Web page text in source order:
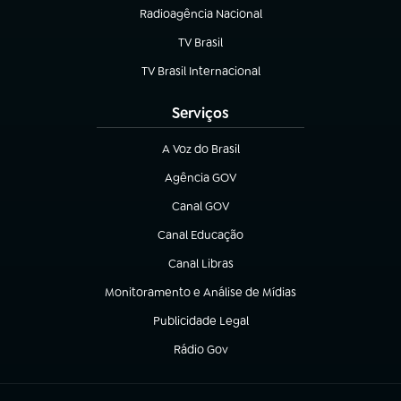
Radioagência Nacional
(abre em nova aba)
TV Brasil
(abre em nova aba)
TV Brasil Internacional
(abre em nova aba)
Serviços
A Voz do Brasil
(abre em nova aba)
Agência GOV
(abre em nova aba)
Canal GOV
(abre em nova aba)
Canal Educação
(abre em nova aba)
Canal Libras
(abre em nova aba)
Monitoramento e Análise de Mídias
(abre em nova aba)
Publicidade Legal
(abre em nova aba)
Rádio Gov
(abre em nova aba)